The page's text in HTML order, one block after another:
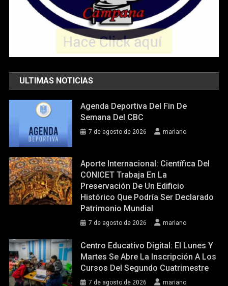
ULTIMAS NOTICIAS
Agenda Deportiva Del Fin De
Semana Del CBC
7 de agosto de 2026 mariano
Aporte Internacional: Científica Del
CONICET Trabaja En La
Preservación De Un Edificio
Histórico Que Podría Ser Declarado
Patrimonio Mundial
7 de agosto de 2026 mariano
Centro Educativo Digital: El Lunes Y
Martes Se Abre La Inscripción A Los
Cursos Del Segundo Cuatrimestre
7 de agosto de 2026 mariano